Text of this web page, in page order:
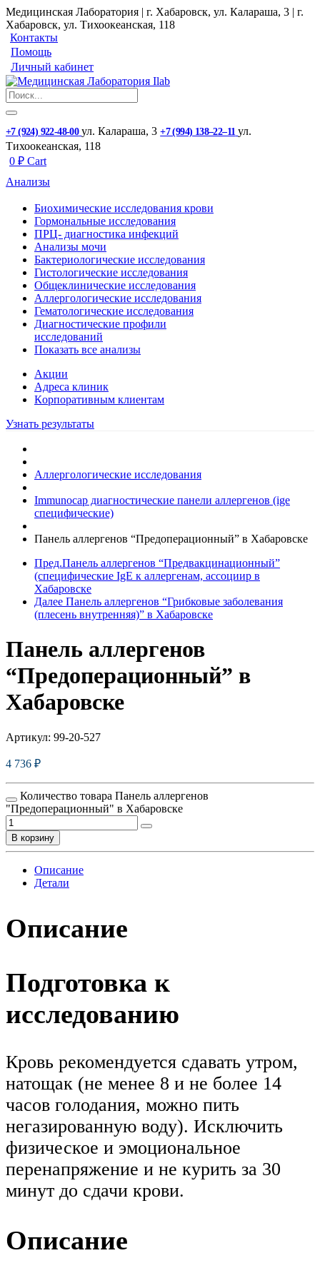
Медицинская Лаборатория | г. Хабаровск, ул. Калараша, 3 | г.
Хабаровск, ул. ​Тихоокеанская, 118
Контакты
Помощь
Личный кабинет
+7 (924) 922-48-00 ул. ​Калараша, 3 +7 (994) 138‒22‒11 ул. ​
Тихоокеанская, 118
0 ₽ Cart
Анализы
Биохимические исследования крови
Гормональные исследования
ПРЦ- диагностика инфекций
Анализы мочи
Бактериологические исследования
Гистологические исследования
Общеклинические исследования
Аллергологические исследования
Гематологические исследования
Диагностические профили
исследований
Показать все анализы
Акции
Адреса клиник
Кoрпоративным клиентам
Узнать результаты
Аллергологические исследования
Immunocap диагностические панели аллергенов (ige
специфические)
Панель аллергенов “Предоперационный” в Хабаровске
Пред.Панель аллергенов “Предвакцинационный”
(специфические IgE к аллергенам, ассоциир в
Хабаровске
Далее Панель аллергенов “Грибковые заболевания
(плесень внутренняя)” в Хабаровске
Панель аллергенов
“Предоперационный” в
Хабаровске
Артикул: 99-20-527
4 736 ₽
Количество товара Панель аллергенов
"Предоперационный" в Хабаровске
В корзину
Описание
Детали
Описание
Подготовка к
исследованию
Кровь рекомендуется сдавать утром,
натощак (не менее 8 и не более 14
часов голодания, можно пить
негазированную воду). Исключить
физическое и эмоциональное
перенапряжение и не курить за 30
минут до сдачи крови.
Описание